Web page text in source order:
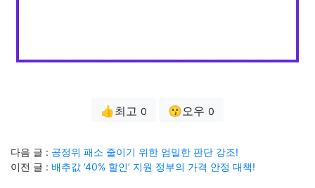
👍최고 0 😗오우 0
다음 글 : 공정위 패소 줄이기 위한 엄밀한 판단 강조!
이전 글 : 배추값 ‘40% 할인’ 지원 정부의 가격 안정 대책!